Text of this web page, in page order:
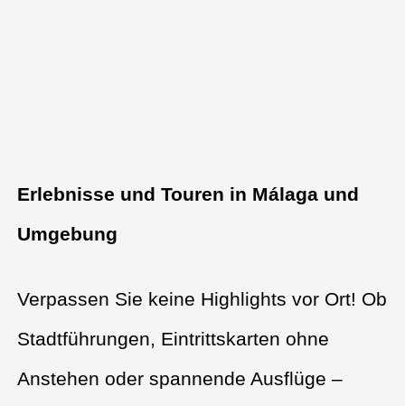
Erlebnisse und Touren in Málaga und
Umgebung
Verpassen Sie keine Highlights vor Ort! Ob
Stadtführungen, Eintrittskarten ohne
Anstehen oder spannende Ausflüge –